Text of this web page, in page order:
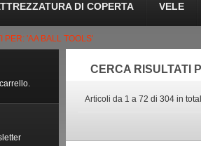
DI COPERTA VELE
PER: 'AA BALL TOOLS'
CERCA RISULTATI
Articoli da 1 a 72 di 304 in